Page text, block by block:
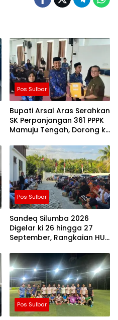
Pos Sulbar
Bupati Arsal Aras Serahkan
SK Perpanjangan 361 PPPK
Mamuju Tengah, Dorong ki
Lebih Fleksibel
Pos Sulbar
Sandeq Silumba 2026
Digelar ki 26 hingga 27
September, Rangkaian HUT
Pos Sulbar